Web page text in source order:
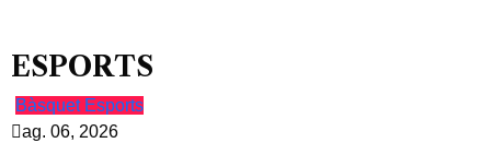
ESPORTS
Bàsquet Esports
ag. 06, 2026